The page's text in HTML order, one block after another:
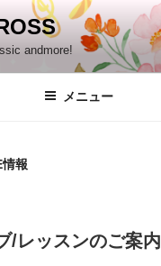
andmore!
メニュー
報
/レッスンのご案内